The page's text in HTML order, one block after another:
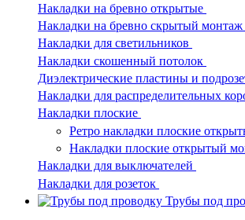
Накладки на бревно открытые
Накладки на бревно скрытый монтаж
Накладки для светильников
Накладки скошенный потолок
Диэлектрические пластины и
Накладки для распределительных
Накладки плоские
Ретро накладки плоские
Накладки плоские открытый
Накладки для выключателей
Накладки для розеток
Трубы под